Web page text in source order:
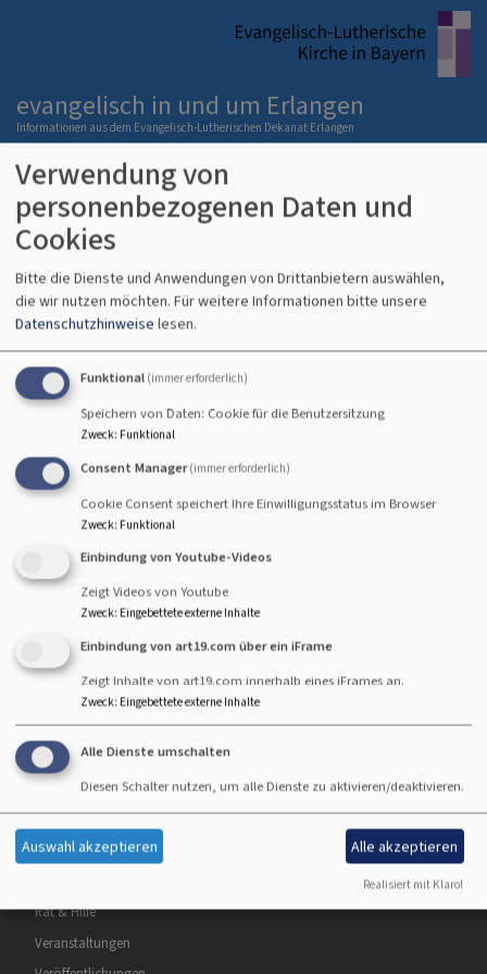
evangelisch in und um Erlangen
Informationen aus dem Evangelisch-Lutherischen Dekanat Erlangen
Hauptnavigation
Kirchenkreis Nürnberg
Der Evang.-Luth.
Dekanatsbezirk Erlangen
Hauptnavigation
Dekanat
Gemeinden
Einrichtungen
Rat & Hilfe
Veranstaltungen
Fußbereichsmenü
Impressum
Kontakt
Verwendung von
personenbezogenen Daten und
Cookies
Bitte die Dienste und Anwendungen von Drittanbietern auswählen,
die wir nutzen möchten. Für weitere Informationen bitte unsere
Datenschutzhinweise lesen.
Funktional (immer erforderlich)
Speichern von Daten: Cookie für die Benutzersitzung
Zweck: Funktional
Consent Manager (immer erforderlich)
Cookie Consent speichert Ihre Einwilligungsstatus im Browser
Zweck: Funktional
Einbindung von Youtube-Videos
Zeigt Videos von Youtube
Zweck: Eingebettete externe Inhalte
Einbindung von art19.com über ein iFrame
Zeigt Inhalte von art19.com innerhalb eines iFrames an.
Zweck: Eingebettete externe Inhalte
Alle Dienste umschalten
Diesen Schalter nutzen, um alle Dienste zu aktivieren/deaktivieren.
Auswahl akzeptieren Alle akzeptieren
Realisiert mit Klaro!